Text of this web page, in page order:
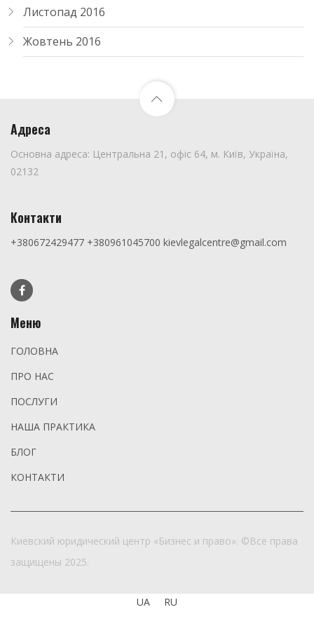
Листопад 2016
Жовтень 2016
Адреса
Основна адреса: Центральна 21, офіс 64, м. Київ, Україна,
02132
Контакти
+380672429477 +380961045700 kievlegalcentre@gmail.com
Меню
ГОЛОВНА
ПРО НАС
ПОСЛУГИ
НАША ПРАКТИКА
БЛОГ
КОНТАКТИ
Киевский юридический центр «Бизнес и право». ©Все права
защищены 2025.
UA RU